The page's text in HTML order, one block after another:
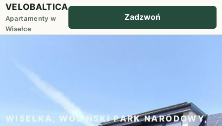
VELOBALTICA
Apartamenty w
Wisełce
Zadzwoń
WISEŁKA, WOLIŃSKI PARK NARODOWY,